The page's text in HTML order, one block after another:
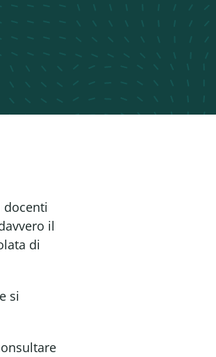
docenti
il
di
si